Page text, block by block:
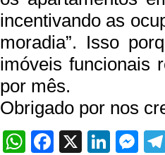
incentivando as
moradia”. Isso
imóveis funcionais
por mês.
Obrigado por nos
WhatsApp
Facebook
X